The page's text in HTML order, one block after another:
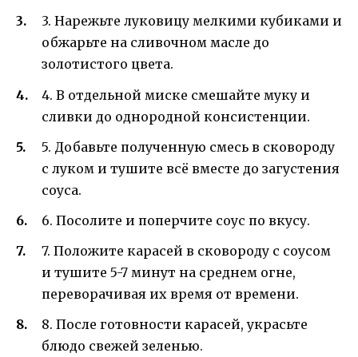
3. Нарежьте луковицу мелкими кубиками и
обжарьте на сливочном масле до
золотистого цвета.
4. В отдельной миске смешайте муку и
сливки до однородной консистенции.
5. Добавьте полученную смесь в сковороду
с луком и тушите всё вместе до загустения
соуса.
6. Посолите и поперчите соус по вкусу.
7. Положите карасей в сковороду с соусом
и тушите 5-7 минут на среднем огне,
переворачивая их время от времени.
8. После готовности карасей, украсьте
блюдо свежей зеленью.